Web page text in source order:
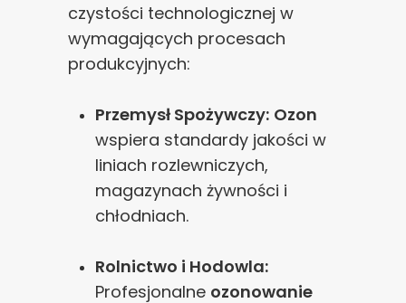
czystości technologicznej w
wymagających procesach
produkcyjnych:
Przemysł Spożywczy: Ozon
wspiera standardy jakości w
liniach rozlewniczych,
magazynach żywności i
chłodniach.
Rolnictwo i Hodowla:
Profesjonalne ozonowanie